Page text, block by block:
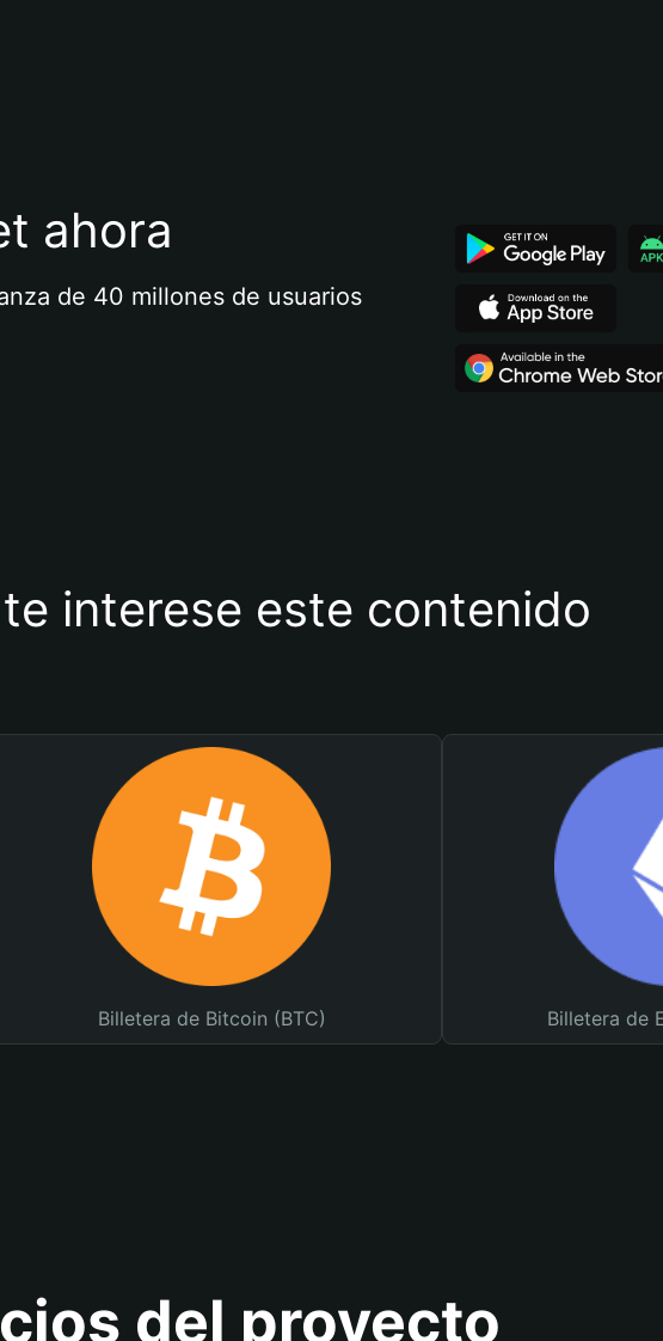
ahora
de 40 millones de usuarios
interese este contenido
Billetera de Bitcoin (BTC) Billetera de
del proyecto